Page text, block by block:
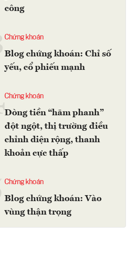
công
Chứng khoán
Blog chứng khoán: Chỉ số
yếu, cổ phiếu mạnh
4Chứng khoán
Dòng tiền “hãm phanh”
đột ngột, thị trường điều
chỉnh diện rộng, thanh
khoản cực thấp
Chứng khoán
Blog chứng khoán: Vào
vùng thận trọng